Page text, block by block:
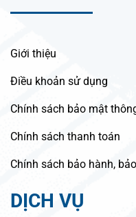
Giới thiệu
Điều khoản sử dụng
Chính sách bảo mật
Chính sách thanh toán
Chính sách bảo hành,
DỊCH VỤ